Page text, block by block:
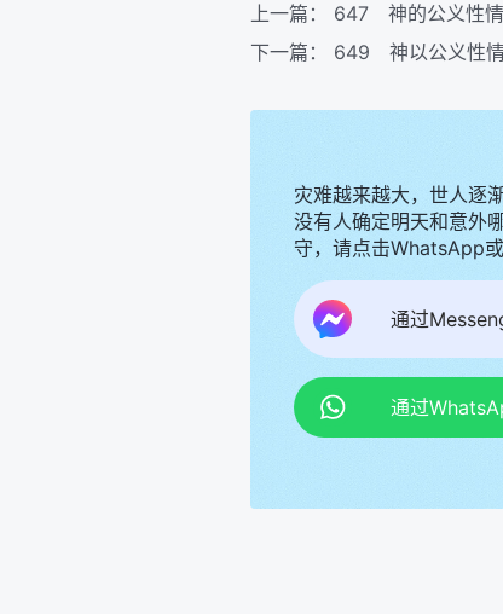
上一篇： 647 神的公义性
下一篇： 649 神以公义性
灾难越来越大，世人逐
没有人确定明天和意外
守，请点击WhatsApp
通过
通过